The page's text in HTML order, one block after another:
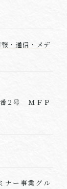
・通信・メデ
2号 ＭＦＰ
ナー事業グル